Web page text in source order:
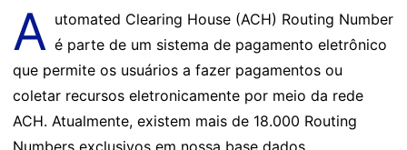
A utomated Clearing House (ACH) Routing Number
é parte de um sistema de pagamento eletrônico
que permite os usuários a fazer pagamentos ou
coletar recursos eletronicamente por meio da rede
ACH. Atualmente, existem mais de 18.000 Routing
Numbers exclusivos em nossa base dados.